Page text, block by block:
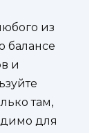
из
балансе
и
там,
для